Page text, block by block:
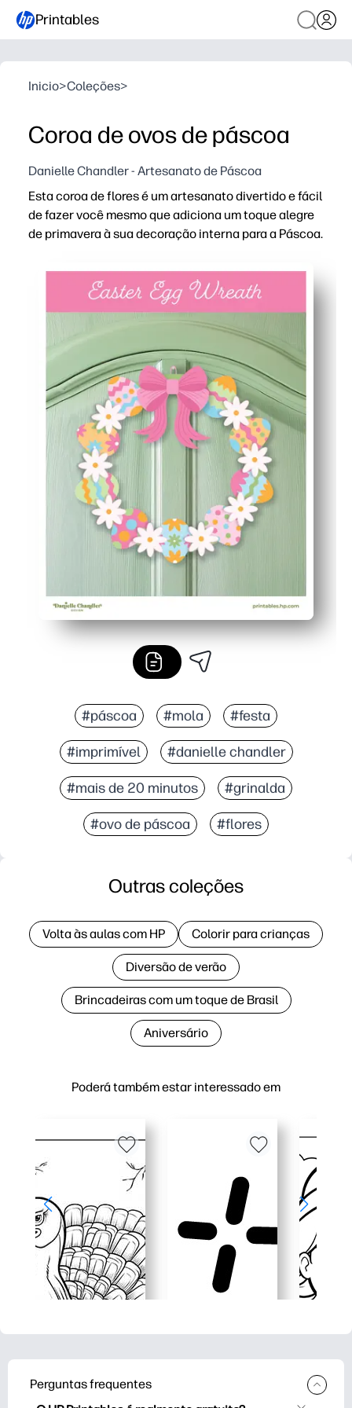
Printables
Inicio>Coleções>
Coroa de ovos de páscoa
Danielle Chandler - Artesanato de Páscoa
Esta coroa de flores é um artesanato divertido e fácil
de fazer você mesmo que adiciona um toque alegre
de primavera à sua decoração interna para a Páscoa.
Você pode imprimir, cortar e montar em minutos, sem
Degraus adequados para crianças mantêm as mãos
Misture e combine ovos e cores para combinar com
Reimprima quantas você precisar para irmãos ou
#páscoa #mola #festa
#imprimível #danielle chandler
#mais de 20 minutos #grinalda
#ovo de páscoa #flores
Poderá também estar interessado em
Outras coleções
Volta às aulas com HP Colorir para crianças
Diversão de verão
Brincadeiras com um toque de Brasil
Aniversário
Perguntas frequentes